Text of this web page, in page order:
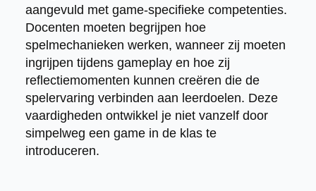
aangevuld met game-specifieke competenties.
Docenten moeten begrijpen hoe
spelmechanieken werken, wanneer zij moeten
ingrijpen tijdens gameplay en hoe zij
reflectiemomenten kunnen creëren die de
spelervaring verbinden aan leerdoelen. Deze
vaardigheden ontwikkel je niet vanzelf door
simpelweg een game in de klas te
introduceren.